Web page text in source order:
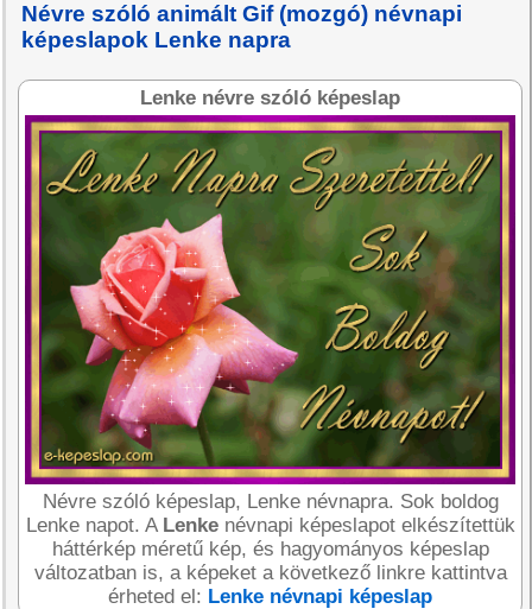
Névre szóló animált Gif (mozgó) névnapi
képeslapok Lenke napra
Lenke névre szóló képeslap
Névre szóló képeslap, Lenke névnapra. Sok boldog
Lenke napot. A Lenkenévnapi képeslapot elkészítettük
háttérkép méretű kép, és hagyományos képeslap
változatban is, a képeket a következő linkre kattintva
érheted el: Lenke névnapi képeslap